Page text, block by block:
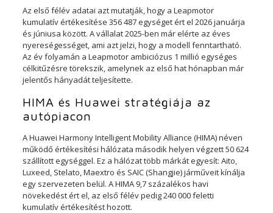
Az első félév adatai azt mutatják, hogy a Leapmotor
kumulatív értékesítése 356 487 egységet ért el 2026 januárja
és júniusa között. A vállalat 2025-ben már elérte az éves
nyereségességet, ami azt jelzi, hogy a modell fenntartható.
Az év folyamán a Leapmotor ambiciózus 1 millió egységes
célkitűzésre törekszik, amelynek az első hat hónapban már
jelentős hányadát teljesítette.
HIMA és Huawei stratégiája az
autópiacon
A Huawei Harmony Intelligent Mobility Alliance (HIMA) néven
működő értékesítési hálózata második helyen végzett 50 624
szállított egységgel. Ez a hálózat több márkát egyesít: Aito,
Luxeed, Stelato, Maextro és SAIC (Shangjie) járműveit kínálja
egy szervezeten belül. A HIMA 9,7 százalékos havi
növekedést ért el, az első félév pedig 240 000 feletti
kumulatív értékesítést hozott.